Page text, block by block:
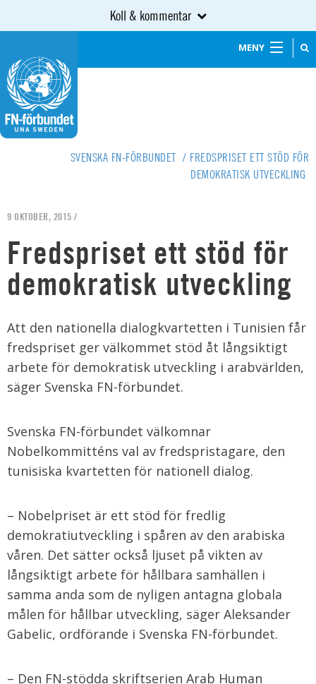
Koll & kommentar
MENY
SVENSKA FN-FÖRBUNDET / FREDSPRISET ETT STÖD FÖR
DEMOKRATISK UTVECKLING
9 OKTOBER, 2015 /
Fredspriset ett stöd för
demokratisk utveckling
Att den nationella dialogkvartetten i Tunisien får
fredspriset ger välkommet stöd åt långsiktigt
arbete för demokratisk utveckling i arabvärlden,
säger Svenska FN-förbundet.
Svenska FN-förbundet välkomnar
Nobelkommitténs val av fredspristagare, den
tunisiska kvartetten för nationell dialog.
– Nobelpriset är ett stöd för fredlig
demokratiutveckling i spåren av den arabiska
våren. Det sätter också ljuset på vikten av
långsiktigt arbete för hållbara samhällen i
samma anda som de nyligen antagna globala
målen för hållbar utveckling, säger Aleksander
Gabelic, ordförande i Svenska FN-förbundet.
– Den FN-stödda skriftserien Arab Human